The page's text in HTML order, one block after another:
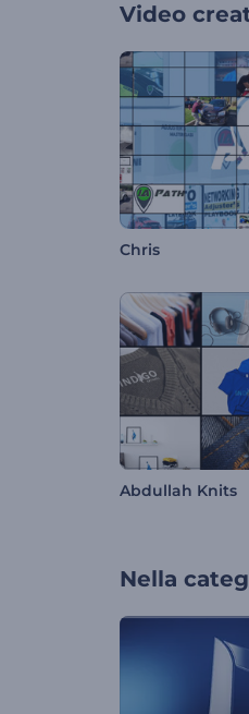
Video
Chris
Abdullah Knits
Nella